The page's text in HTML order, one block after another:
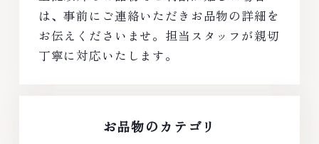
は、事前にご連絡いただきお品物の詳細を
お伝えくださいませ。担当スタッフが親切
丁寧に対応いたします。
お品物のカテゴリ